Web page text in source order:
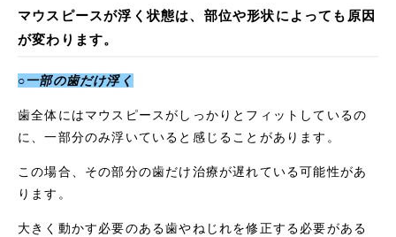
マウスピースが浮く状態は、部位や形状によっても原因
が変わります。
○一部の歯だけ浮く
歯全体にはマウスピースがしっかりとフィットしているの
に、一部分のみ浮いていると感じることがあります。
この場合、その部分の歯だけ治療が遅れている可能性があ
ります。
大きく動かす必要のある歯やねじれを修正する必要がある